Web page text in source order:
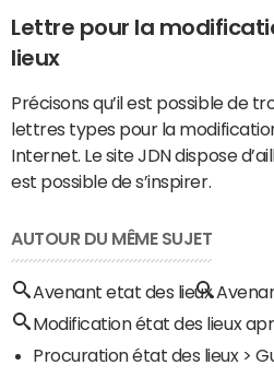
Lettre pour la
lieux
Précisons qu’il est possible de
lettres types pour la
Internet. Le site JDN dispose
est possible de s’inspirer.
AUTOUR DU MÊME SUJET
Avenant etat des lieux
Modification état des lieux
Procuration état des lieux>